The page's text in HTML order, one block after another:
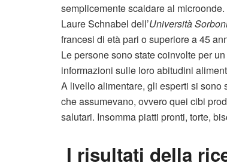
semplicemente scaldare al
Laure Schnabel dell’Università
francesi di età pari o superiore a 45
Le persone sono state coinvolte per
informazioni sulle loro abitudini
A livello alimentare, gli esperti si sono
che assumevano, ovvero quei cibi
salutari. Insomma piatti pronti, torte,
I risultati della